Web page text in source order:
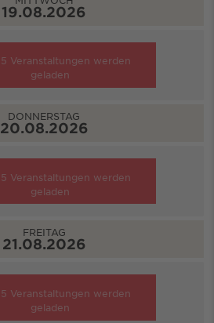
19.08.2026
5 Veranstaltungen werden
geladen
DONNERSTAG
20.08.2026
5 Veranstaltungen werden
geladen
FREITAG
21.08.2026
5 Veranstaltungen werden
geladen